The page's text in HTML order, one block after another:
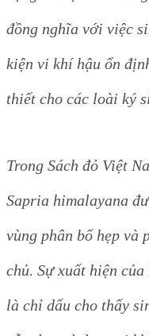
đồng nghĩa với việc
kiện vi khí hậu ổn
thiết cho các loài ký
Trong Sách đỏ Việt
Sapria himalayana
vùng phân bố hẹp và
chủ. Sự xuất hiện
là chỉ dấu cho thấy